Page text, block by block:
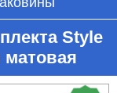
Style